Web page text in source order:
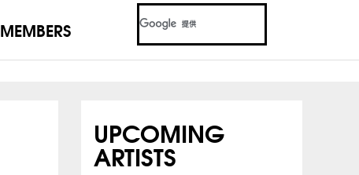
MEMBERS
UPCOMING
ARTISTS